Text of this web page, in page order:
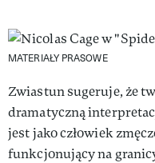
MATERIAŁY PRASOWE
Zwiastun sugeruje, że
dramatyczną
jest jako człowiek
funkcjonujący na